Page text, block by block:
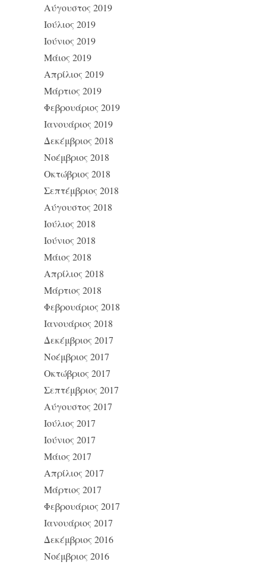
Αύγουστος 2019
Ιούλιος 2019
Ιούνιος 2019
Μάιος 2019
Απρίλιος 2019
Μάρτιος 2019
Φεβρουάριος 2019
Ιανουάριος 2019
Δεκέμβριος 2018
Νοέμβριος 2018
Οκτώβριος 2018
Σεπτέμβριος 2018
Αύγουστος 2018
Ιούλιος 2018
Ιούνιος 2018
Μάιος 2018
Απρίλιος 2018
Μάρτιος 2018
Φεβρουάριος 2018
Ιανουάριος 2018
Δεκέμβριος 2017
Νοέμβριος 2017
Οκτώβριος 2017
Σεπτέμβριος 2017
Αύγουστος 2017
Ιούλιος 2017
Ιούνιος 2017
Μάιος 2017
Απρίλιος 2017
Μάρτιος 2017
Φεβρουάριος 2017
Ιανουάριος 2017
Δεκέμβριος 2016
Νοέμβριος 2016